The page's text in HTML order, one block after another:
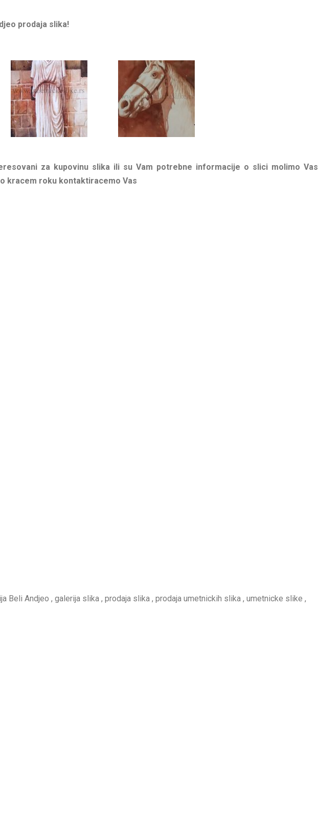
prodaja slika!
za kupovinu slika ili su Vam potrebne informacije o slici molimo Vas
kracem roku kontaktiracemo Vas
Beli Andjeo , galerija slika , prodaja slika , prodaja umetnickih slika , umetnicke slike ,